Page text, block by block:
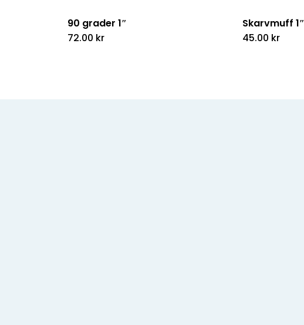
90 grader 1″
72.00 kr
Skarvmuff 1″
45.00 kr